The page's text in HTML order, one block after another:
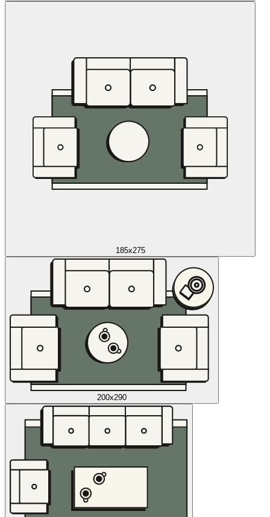
185x275
200x290